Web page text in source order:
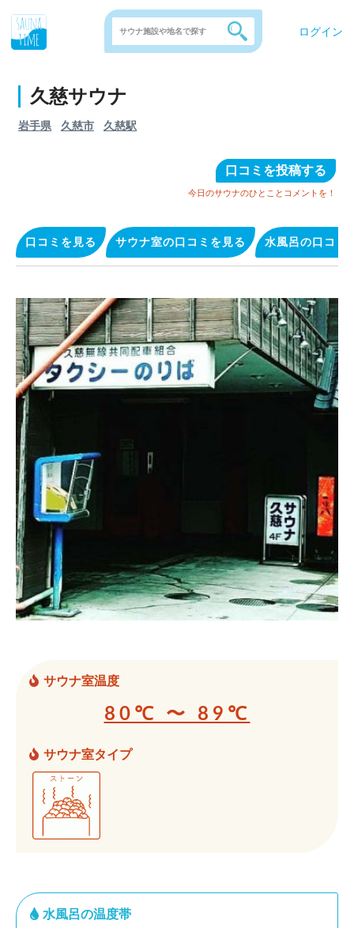
ログイン
久慈サウナ
岩手県 久慈市 久慈駅
口コミを投稿する
今日のサウナのひとことコメントを！
口コミを見る サウナ室の口コミを見る 水風呂の口コミ
サウナ室温度
80℃ 〜 89℃
サウナ室タイプ
水風呂の温度帯